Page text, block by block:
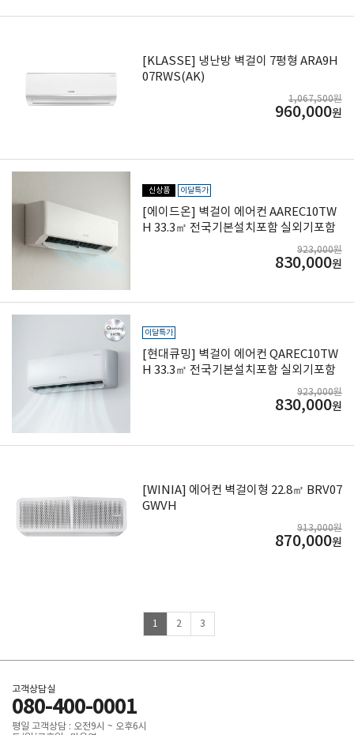
[KLASSE] 냉난방 벽걸이 7평형 ARA9H
07RWS(AK)
1,067,500원
960,000원
신상품 이달특가
[에이드온] 벽걸이 에어컨 AAREC10TW
H 33.3㎡ 전국기본설치포함 실외기포함
923,000원
830,000원
이달특가
[현대큐밍] 벽걸이 에어컨 QAREC10TW
H 33.3㎡ 전국기본설치포함 실외기포함
923,000원
830,000원
[WINIA] 에어컨 벽걸이형 22.8㎡ BRV07
GWVH
913,000원
870,000원
1 2 3
고객상담실
080-400-0001
평일 고객상담 : 오전9시 ~ 오후6시